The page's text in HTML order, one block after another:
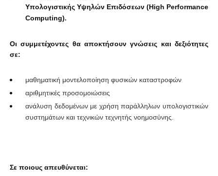
Υπολογιστικής Υψηλών Επιδόσεων (High Performance
Computing).
Οι συμμετέχοντες θα αποκτήσουν γνώσεις και δεξιότητες
σε:
μαθηματική μοντελοποίηση φυσικών καταστροφών
αριθμητικές προσομοιώσεις
ανάλυση δεδομένων με χρήση παράλληλων υπολογιστικών
συστημάτων και τεχνικών τεχνητής νοημοσύνης.
Σε ποιους απευθύνεται: